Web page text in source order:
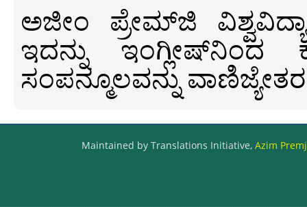
ಅಜೀಂ ಪ್ರೇಮ್‍ಜಿ
ಇದನ್ನು ಇಂಗ್ಲೀಷ್‍ನಿಂದ
ಸಂಪನ್ಮೂಲವನ್ನು
Maintained by Translations Initiative, Azim